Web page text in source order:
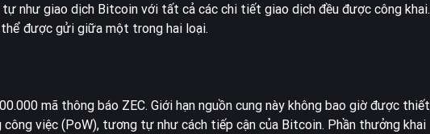
như giao dịch Bitcoin với tất cả các chi tiết giao dịch đều được công khai.
được gửi giữa một trong hai loại.
mã thông báo ZEC. Giới hạn nguồn cung này không bao giờ được thiết
việc (PoW), tương tự như cách tiếp cận của Bitcoin. Phần thưởng khai